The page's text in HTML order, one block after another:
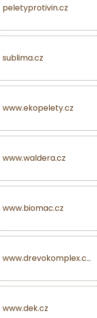
peletyprotivin.cz
sublima.cz
www.ekopelety.cz
www.waldera.cz
www.biomac.cz
www.drevokomplex.com
www.dek.cz